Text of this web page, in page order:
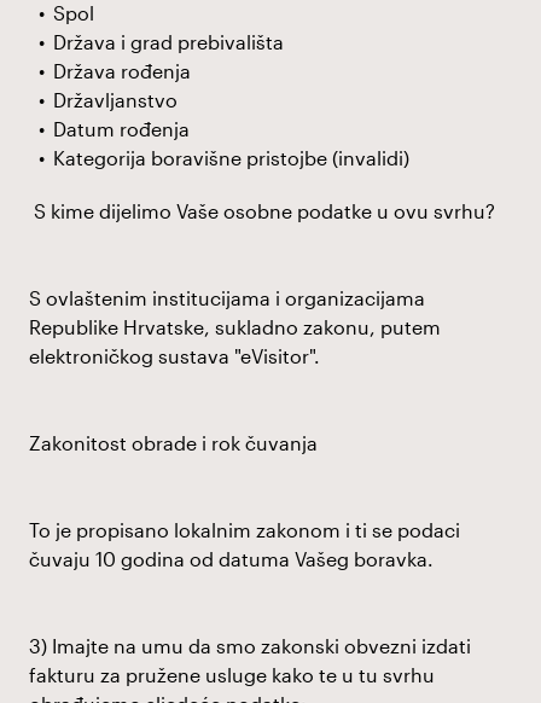
Spol
Država i grad prebivališta
Država rođenja
Državljanstvo
Datum rođenja
Kategorija boravišne pristojbe (invalidi)
S kime dijelimo Vaše osobne podatke u ovu svrhu?
S ovlaštenim institucijama i organizacijama
Republike Hrvatske, sukladno zakonu, putem
elektroničkog sustava "eVisitor".
Zakonitost obrade i rok čuvanja
To je propisano lokalnim zakonom i ti se podaci
čuvaju 10 godina od datuma Vašeg boravka.
3) Imajte na umu da smo zakonski obvezni izdati
fakturu za pružene usluge kako te u tu svrhu